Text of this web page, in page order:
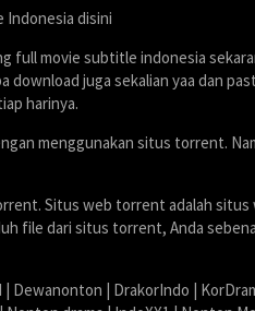
Indonesia disini
full movie subtitle indonesia
download juga sekalian yaa dan
harinya.
menggunakan situs torrent.
Situs web torrent adalah situs
file dari situs torrent, Anda
| Dewanonton | DrakorIndo |